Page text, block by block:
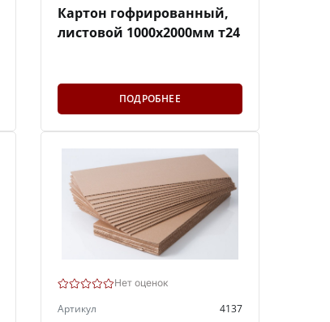
Картон гофрированный,
листовой 1000х2000мм т24
ПОДРОБНЕЕ
Нет оценок
Артикул 4137